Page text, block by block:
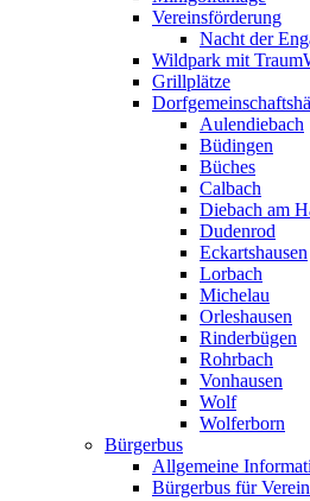
Vereinsförderung
Nacht der
Wildpark mit
Grillplätze
Aulendiebach
Büdingen
Büches
Calbach
Diebach am
Dudenrod
Eckartshausen
Lorbach
Michelau
Orleshausen
Rinderbügen
Rohrbach
Vonhausen
Wolf
Wolferborn
Bürgerbus
Allgemeine
Bürgerbus für